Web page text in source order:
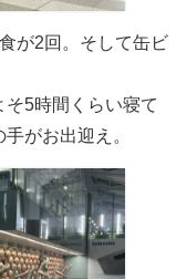
が2回。そして缶ビ
5時間くらい寝て
がお出迎え。